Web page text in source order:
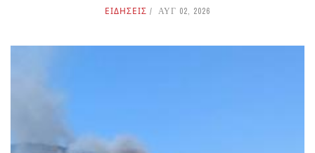
ΕΙΔΗΣΕΙΣ ΑΥΓ 02, 2026